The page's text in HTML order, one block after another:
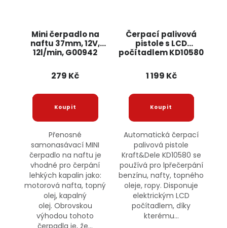
Mini čerpadlo na
naftu 37mm, 12V,
12l/min, G00942
279 Kč
Přenosné
samonasávací MINI
čerpadlo na naftu je
vhodné pro čerpání
lehkých kapalin jako:
motorová nafta, topný
olej, kapalný
olej. Obrovskou
výhodou tohoto
čerpadla je, že...
Čerpací palivová
pistole s LCD
počítadlem KD10580
1 199 Kč
Automatická čerpací
palivová pistole
Kraft&Dele KD10580 se
používá pro lpřečerpání
benzínu, nafty, topného
oleje, ropy. Disponuje
elektrickým LCD
počítadlem, díky
kterému...